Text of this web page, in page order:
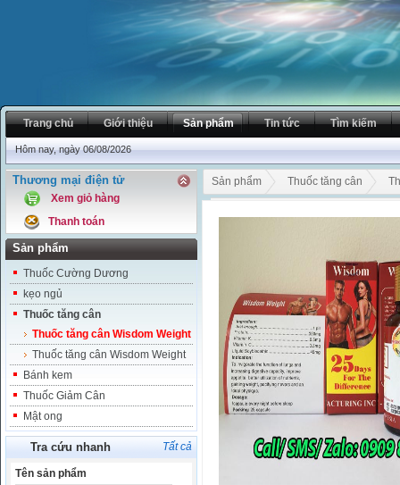
Trang chủ Giới thiệu Sản phẩm Tin tức Tìm kiếm
Hôm nay, ngày 06/08/2026
Thương mại điện tử
Xem giỏ hàng
Thanh toán
Sản phẩm
Thuốc Cường Dương
kẹo ngủ
Thuốc tăng cân
Thuốc tăng cân Wisdom Weight
Thuốc tăng cân Wisdom Weight
Bánh kem
Thuốc Giảm Cân
Mật ong
Tra cứu nhanh Tất cả
Tên sản phẩm
Sản phẩm Thuốc tăng cân